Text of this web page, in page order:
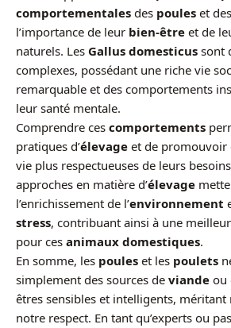
comportementales des poules et des
l’importance de leur bien-être et de
naturels. Les Gallus domesticus sont
complexes, possédant une riche vie
remarquable et des comportements
leur santé mentale.
Comprendre ces comportements
pratiques d’élevage et de promouvoir
vie plus respectueuses de leurs
approches en matière d’élevage
l’enrichissement de l’environnement
stress, contribuant ainsi à une
pour ces animaux domestiques.
En somme, les poules et les poulets
simplement des sources de viande ou
êtres sensibles et intelligents,
notre respect. En tant qu’experts ou